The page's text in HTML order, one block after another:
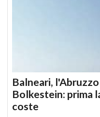
Balneari,
Bolkestein: prima
coste